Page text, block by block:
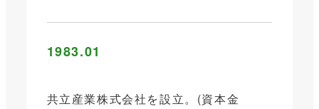
1983.01
共立産業株式会社を設立。(資本金